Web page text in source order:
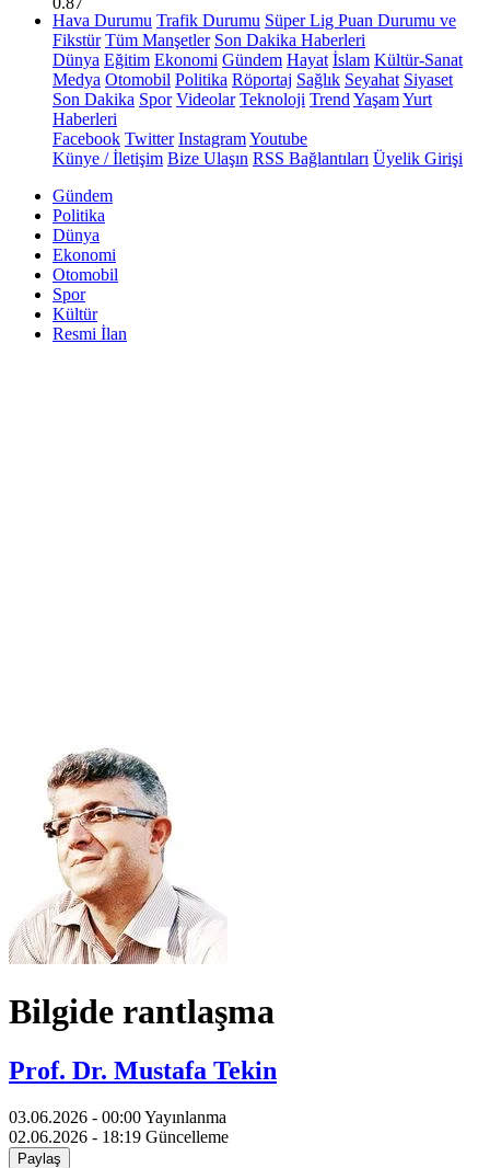
Hava Durumu Trafik Durumu Süper Lig Puan Durumu ve
Fikstür Tüm Manşetler Son Dakika Haberleri
Dünya Eğitim Ekonomi Gündem Hayat İslam Kültür-Sanat
Medya Otomobil Politika Röportaj Sağlık Seyahat Siyaset
Son Dakika Spor Videolar Teknoloji Trend YaşamYurt
Haberleri
Facebook Twitter InstagramYoutube
Künye / İletişim Bize Ulaşın RSS Bağlantıları Üyelik Girişi
Gündem
Politika
Dünya
Ekonomi
Otomobil
Spor
Kültür
Resmi İlan
Bilgide rantlaşma
Prof. Dr. Mustafa Tekin
03.06.2026 - 00:00Yayınlanma
02.06.2026 - 18:19 Güncelleme
Paylaş